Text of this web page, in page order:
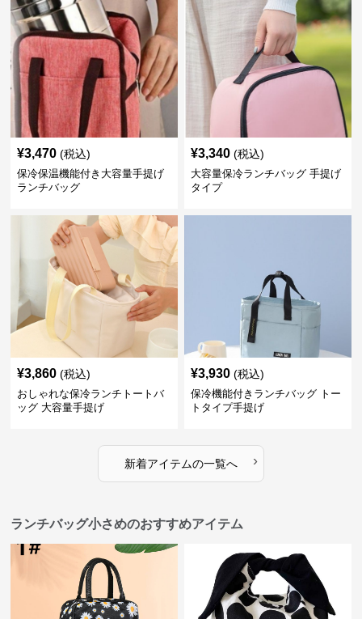
¥3,470 (税込)
保冷保温機能付き大容量手提げ
ランチバッグ
¥3,340 (税込)
大容量保冷ランチバッグ 手提げ
タイプ
¥3,860 (税込)
おしゃれな保冷ランチトートバ
ッグ 大容量手提げ
¥3,930 (税込)
保冷機能付きランチバッグ トー
トタイプ手提げ
新着アイテムの一覧へ ›
ランチバッグ小さめのおすすめアイテム